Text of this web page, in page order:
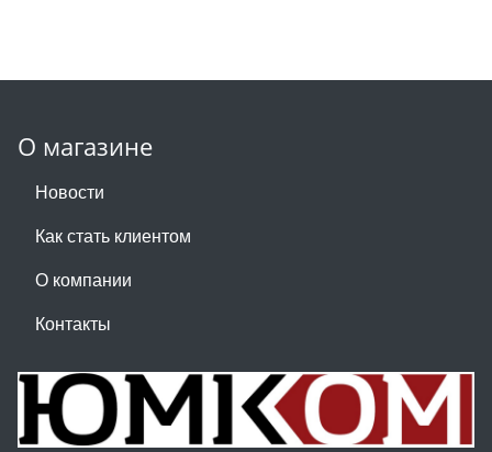
О магазине
Новости
Как стать клиентом
О компании
Контакты